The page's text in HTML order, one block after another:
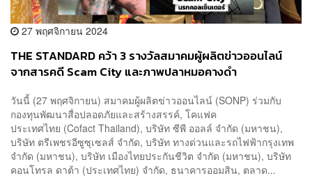
27 พฤศจิกายน 2024
THE STANDARD คว้า 3 รางวัลสมาคมผู้ผลิตข่าวออนไลน์
จากสารคดี Scam City และภาพปลาหมอคางดำ
วันนี้ (27 พฤศจิกายน) สมาคมผู้ผลิตข่าวออนไลน์ (SONP) ร่วมกับ
กองทุนพัฒนาสื่อปลอดภัยและสร้างสรรค์, โคแฟค
ประเทศไทย (Cofact Thailand), บริษัท ซีพี ออลล์ จำกัด (มหาชน),
บริษัท ตรีเพชรอีซูซุเซลส์ จำกัด, บริษัท ทางด่วนและรถไฟฟ้ากรุงเทพ
จำกัด (มหาชน), บริษัท เมืองไทยประกันชีวิต จำกัด (มหาชน), บริษัท
คอนโทรล ดาต้า (ประเทศไทย) จำกัด, ธนาคารออมสิน, ตลาด...